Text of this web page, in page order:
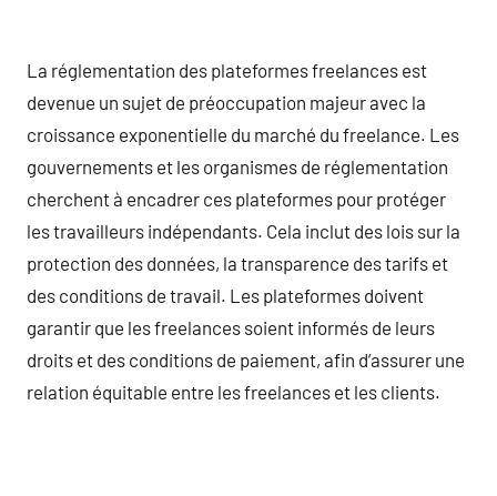
La réglementation des plateformes freelances est
devenue un sujet de préoccupation majeur avec la
croissance exponentielle du marché du freelance. Les
gouvernements et les organismes de réglementation
cherchent à encadrer ces plateformes pour protéger
les travailleurs indépendants. Cela inclut des lois sur la
protection des données, la transparence des tarifs et
des conditions de travail. Les plateformes doivent
garantir que les freelances soient informés de leurs
droits et des conditions de paiement, afin d’assurer une
relation équitable entre les freelances et les clients.